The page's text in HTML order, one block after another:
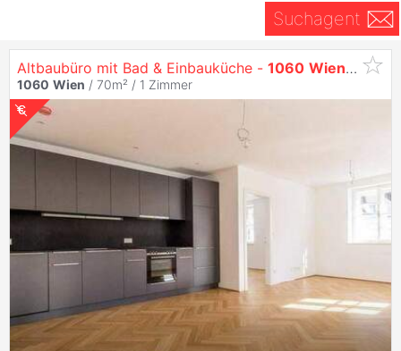
Suchagent
Altbaubüro mit Bad & Einbauküche - 1060 Wien,
1060 Wien / 70m² / 1 Zimmer